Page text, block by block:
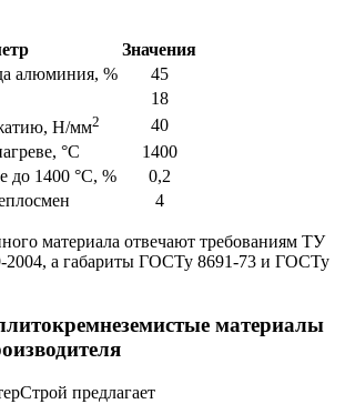
Значения
алюминия, %
45
18
Н/мм2
40
°C
1400
до 1400 °C, %
0,2
4
материала отвечают требованиям ТУ
2004, а габариты ГОСТу 8691-73 и ГОСТу
материалы
предлагает